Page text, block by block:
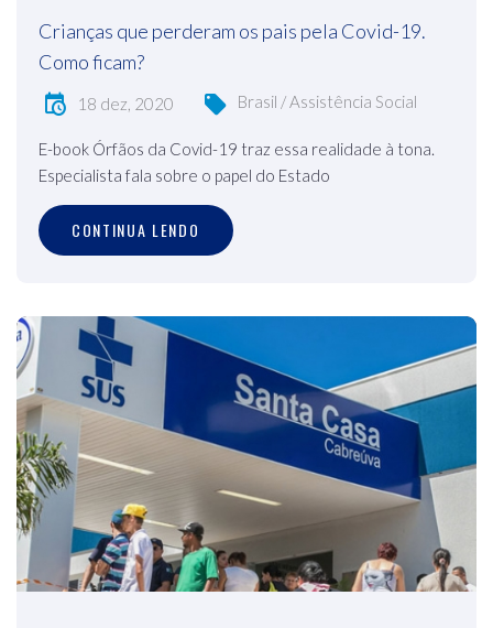
Crianças que perderam os pais pela Covid-19.
Como ficam?
18 dez, 2020 Brasil / Assistência Social
E-book Órfãos da Covid-19 traz essa realidade à tona.
Especialista fala sobre o papel do Estado
CONTINUA LENDO